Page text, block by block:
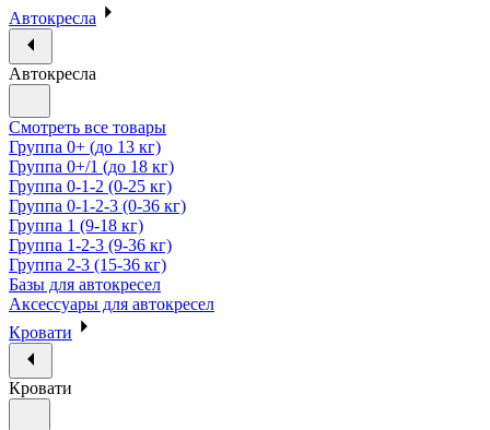
Автокресла
Автокресла
Смотреть все товары
Группа 0+ (до 13 кг)
Группа 0+/1 (до 18 кг)
Группа 0-1-2 (0-25 кг)
Группа 0-1-2-3 (0-36 кг)
Группа 1 (9-18 кг)
Группа 1-2-3 (9-36 кг)
Группа 2-3 (15-36 кг)
Базы для автокресел
Аксессуары для автокресел
Кровати
Кровати